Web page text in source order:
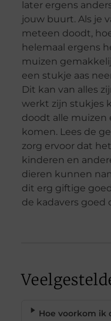
later ergens
jouw buurt. Als je
meteen doodt,
helemaal ergens
muizen
een stukje aas
Dit kan van alles
werkt zijn stukjes
doodt alle muizen
komen. Lees de
zorg ervoor dat
kinderen en
dieren kunnen
dit erg giftige
de kadavers goed
Hoe voorkom